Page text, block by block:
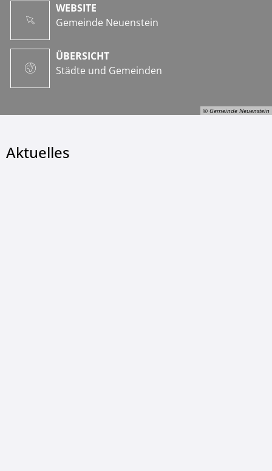
© Gemeinde Neuenstein
WEBSITE
Gemeinde Neuenstein
ÜBERSICHT
Städte und Gemeinden
Aktuelles